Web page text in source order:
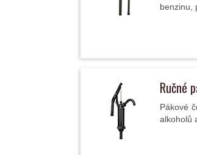
benzinu,
Ručné
Pákové
alkoholů